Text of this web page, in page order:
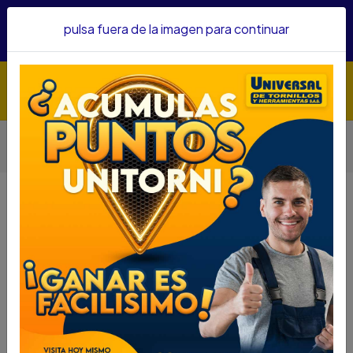
confianza&nbsp;Recibe un KIT PARRILLERO por compras
Herramientas Herramienta Eléctrica
TALADRO SACA NUCLEO CONCRETO FERTON 200MM
2800W TLNC200
TALADRO SACA NUCLEO
CONCRETO FERTON 200MM 2800W
DESCRIPCIÓN
TALADRO SACA NÚCLEO CONCRETO FERTON
200MM 2800W TLNC200
SKU...73119036
pulsa fuera de la imagen para continuar